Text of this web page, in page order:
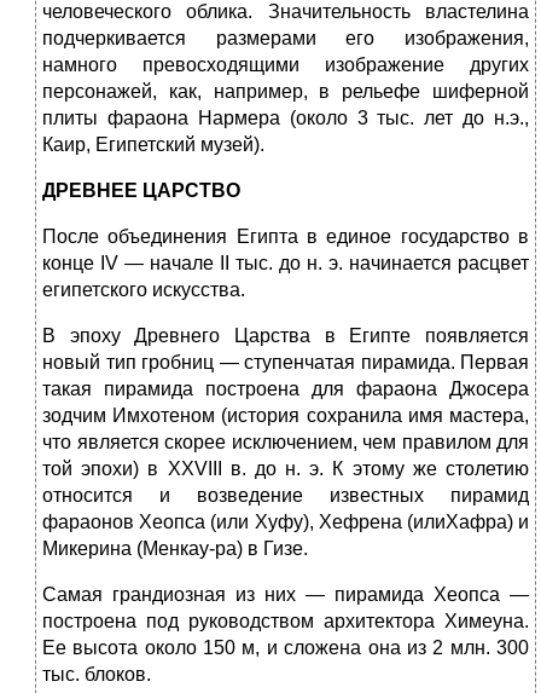
человеческого облика. Значительность властелина
подчеркивается размерами его изображения,
намного превосходящими изображение других
персонажей, как, например, в рельефе шиферной
плиты фараона Нармера (около 3 тыс. лет до н.э.,
Каир, Египетский музей).
ДРЕВНЕЕ ЦАРСТВО
После объединения Египта в единое государство в
конце IV — начале II тыс. до н. э. начинается расцвет
египетского искусства.
В эпоху Древнего Царства в Египте появляется
новый тип гробниц — ступенчатая пирамида. Первая
такая пирамида построена для фараона Джосера
зодчим Имхотеном (история сохранила имя мастера,
что является скорее исключением, чем правилом для
той эпохи) в XXVIII в. до н. э. К этому же столетию
относится и возведение известных пирамид
фараонов Хеопса (или Хуфу), Хефрена (илиХафра) и
Микерина (Менкау-ра) в Гизе.
Самая грандиозная из них — пирамида Хеопса —
построена под руководством архитектора Химеуна.
Ее высота около 150 м, и сложена она из 2 млн. 300
тыс. блоков.